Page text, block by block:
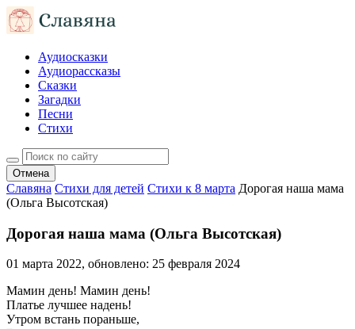
Аудиосказки
Аудиорассказы
Сказки
Загадки
Песни
Стихи
Отмена
Славяна Стихи для детей Стихи к 8 марта Дорогая наша мама
(Ольга Высотская)
Дорогая наша мама (Ольга Высотская)
01 марта 2022, обновлено: 25 февраля 2024
Мамин день! Мамин день!
Платье лучшее надень!
Утром встань пораньше,